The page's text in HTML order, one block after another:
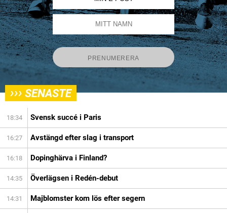
››› SENASTE
18:34 Svensk succé i Paris
16:27 Avstängd efter slag i transport
16:18 Dopinghärva i Finland?
14:35 Överlägsen i Redén-debut
14:31 Majblomster kom lös efter segern